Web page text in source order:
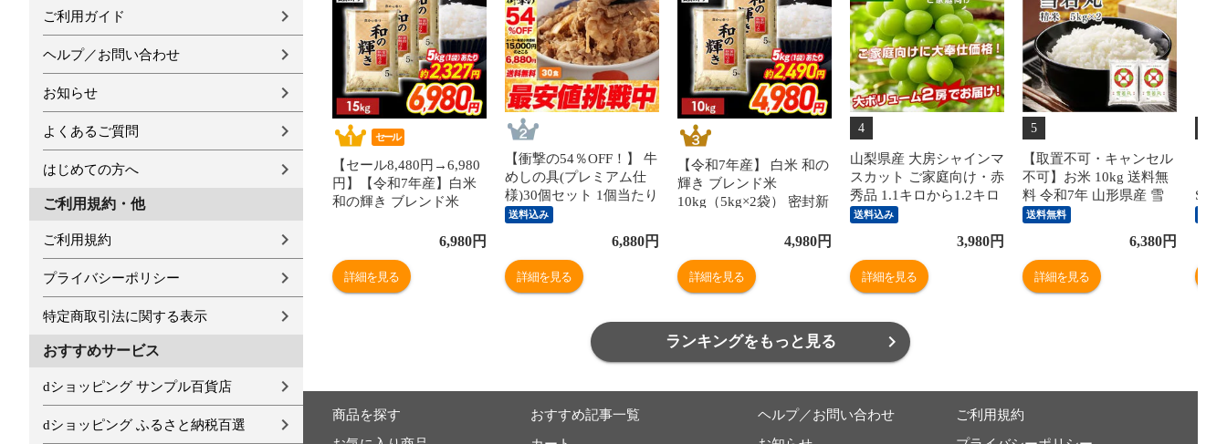
ご利用ガイド
ヘルプ／お問い合わせ
お知らせ
よくあるご質問
はじめての方へ
ご利用規約・他
ご利用規約
プライバシーポリシー
特定商取引法に関する表示
おすすめサービス
dショッピング サンプル百貨店
dショッピング ふるさと納税百選
セール
【セール8,480円→6,980
円】【令和7年産】白米
和の輝き ブレンド米
酸素剤入り 米 お米 低温
[食品]
6,980円
詳細を見る
【衝撃の54％OFF！】 牛
めしの具(プレミアム仕
様)30個セット 1個当たり
たっぷり135g 冷凍食品
松屋牛丼 当店のイチオシ
送料込み
6,880円
詳細を見る
【令和7年産】 白米 和の
輝き ブレンド米
10kg（5kg×2袋） 密封新
米 お米 低温製法米 アイ
4,980円
詳細を見る
4
山梨県産 大房シャインマ
スカット ご家庭向け・赤
秀品 1.1キロから1.2キロ
前後（2房）送料無料 ぶ
どう ブドウ 種なしぶど
う 葡萄 ※クール便
送料込み
3,980円
詳細を見る
5
【取置不可・キャンセル
不可】お米 10kg 送料無
料 令和7年 山形県産 雪
若丸 10kg(5kg×2) 精米 米
コメ rts1007 沖縄・一部
送料無料
6,380円
詳細を見る
ランキングをもっと見る
商品を探す
おすすめ記事一覧
ヘルプ／お問い合わせ
ご利用規約